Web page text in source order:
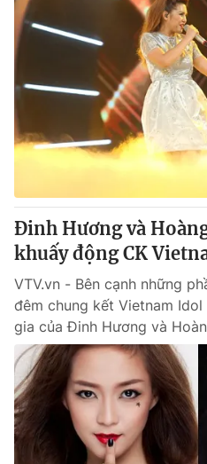
Đinh Hương và
khuấy động CK
VTV.vn - Bên cạnh những
đêm chung kết Vietnam
gia của Đinh Hương và